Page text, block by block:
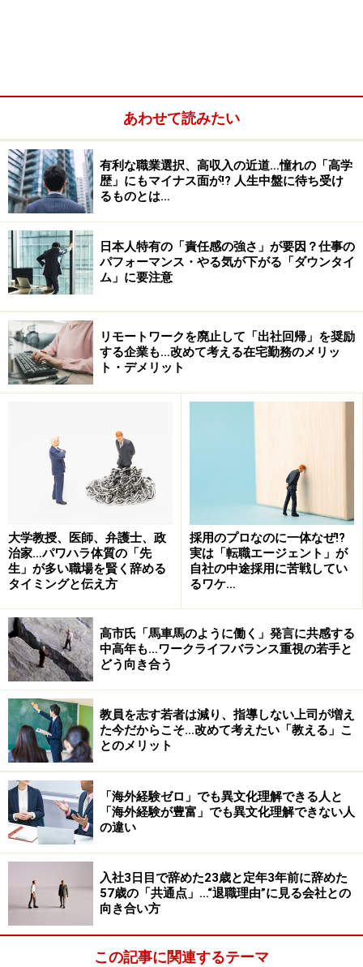
えかねない誤解について指摘しておきたい。前述した公
的なポストにいた人物の辞職のケースでは、退職日をボ
ーナス基準日に決めたこと、組織の規定を利用してボー
ナスをもらえるようにして辞めようとしたことが批判さ
れたわけだが、それは本来批判されるようなことなのだ
ろうか。
翔太郎氏の場合は、ポストに就いた経緯が縁故採用であ
り、また任命権者である父親が適材適所の任命であると
強弁を繰り返したことや、本人の経験不足にもかかわら
ずポストを与えて箔をつけようとしたことへの強い批判
動が、公的なポストを担うには不適切であったことも批
判を増幅させた。退職時に「ボーナスをもらってから辞
める」ことが批判されたのは、それまでの経緯から本人
に対する人物評価が低かったことに起因している。
ボーナスをもらって辞めるのは「正当な権
利」
ここで日本では一般的である年2回支払われるボーナス
の仕組みについて、簡単に説明しておく。
その日まで会社に在籍していないとボーナスがもらえな
いと会社が規定した日のことを「ボーナス基準日（賞与
基準日）」と言う。ちなみに、国家公務員のボーナス基
準日は「人事院規則九―四〇（期末手当及び勤勉手
あわせて読みたい
有利な職業選択、高収入の近道…憧れの「高学
歴」にもマイナス面が!? 人生中盤に待ち受け
るものとは…
日本人特有の「責任感の強さ」が要因？仕事の
パフォーマンス・やる気が下がる「ダウンタイ
ム」に要注意
リモートワークを廃止して「出社回帰」を奨励
する企業も…改めて考える在宅勤務のメリッ
ト・デメリット
大学教授、医師、弁護士、政
治家…パワハラ体質の「先
生」が多い職場を賢く辞める
タイミングと伝え方
採用のプロなのに一体なぜ!?
実は「転職エージェント」が
自社の中途採用に苦戦してい
るワケ…
高市氏「馬車馬のように働く」発言に共感する
中高年も…ワークライフバランス重視の若手と
どう向き合う
教員を志す若者は減り、指導しない上司が増え
た今だからこそ…改めて考えたい「教える」こ
とのメリット
「海外経験ゼロ」でも異文化理解できる人と
「海外経験が豊富」でも異文化理解できない人
の違い
入社3日目で辞めた23歳と定年3年前に辞めた
57歳の「共通点」…“退職理由”に見る会社との
向き合い方
この記事に関連するテーマ